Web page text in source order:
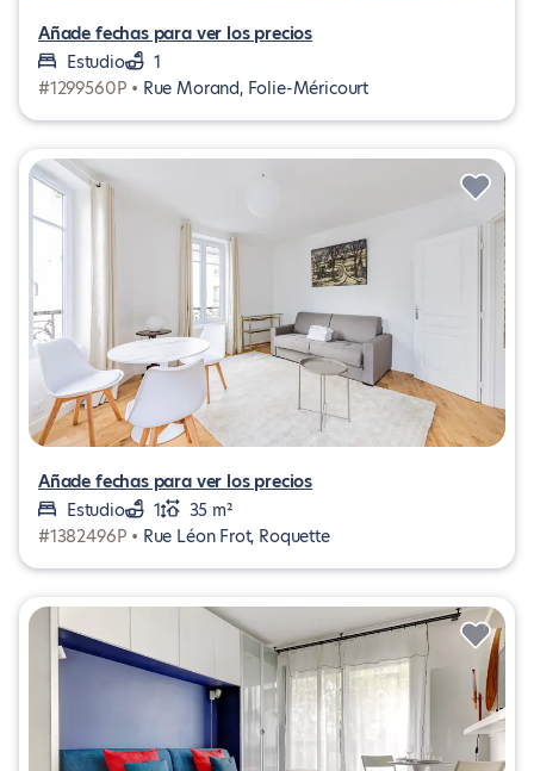
Añade fechas para ver los precios
Estudio
1
#1299560P • Rue Morand, Folie-Méricourt
Añade fechas para ver los precios
Estudio
1
35 m²
#1382496P • Rue Léon Frot, Roquette